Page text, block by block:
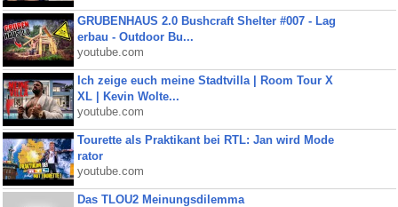
GRUBENHAUS 2.0 Bushcraft Shelter #007 - Lag
erbau - Outdoor Bu...
youtube.com
Ich zeige euch meine Stadtvilla | Room Tour X
XL | Kevin Wolte...
youtube.com
Tourette als Praktikant bei RTL: Jan wird Mode
rator
youtube.com
Das TLOU2 Meinungsdilemma